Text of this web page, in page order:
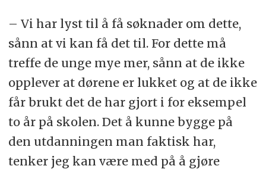
– Vi har lyst til å få søknader om dette,
sånn at vi kan få det til. For dette må
treffe de unge mye mer, sånn at de ikke
opplever at dørene er lukket og at de ikke
får brukt det de har gjort i for eksempel
to år på skolen. Det å kunne bygge på
den utdanningen man faktisk har,
tenker jeg kan være med på å gjøre